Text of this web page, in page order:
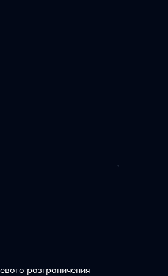
разграничения